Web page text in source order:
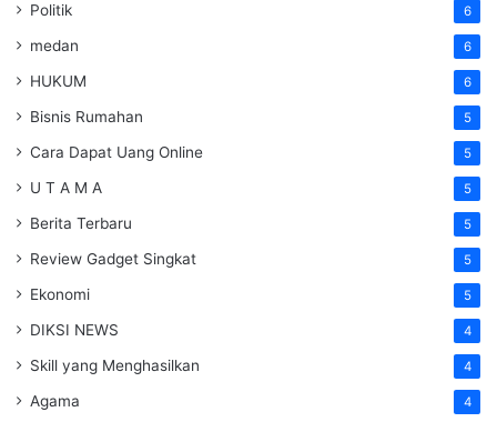
Politik 6
medan 6
HUKUM 6
Bisnis Rumahan 5
Cara Dapat Uang Online 5
U T A M A 5
Berita Terbaru 5
Review Gadget Singkat 5
Ekonomi 5
DIKSI NEWS 4
Skill yang Menghasilkan 4
Agama 4